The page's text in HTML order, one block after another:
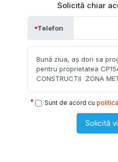
Solicită chiar
Telefon
Sunt de acord cu
Solicită